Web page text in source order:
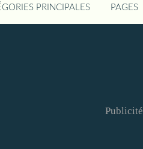
PRINCIPALES PAGES
Publicité